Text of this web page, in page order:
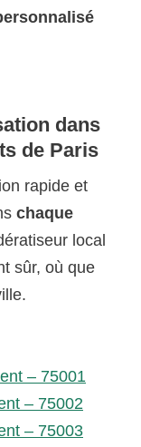
dans
de Paris
rapide et
chaque
local
sûr, où que
– 75001
– 75002
– 75003